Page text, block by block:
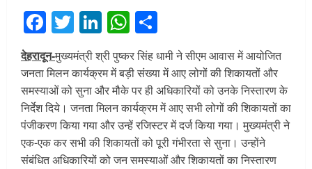
Facebook
Twitter
LinkedIn
WhatsApp
देहरादून-मुख्यमंत्री श्री पुष्कर सिंह धामी ने सीएम आवास में आयोजित
जनता मिलन कार्यक्रम में बड़ी संख्या में आए लोगों की शिकायतों और
समस्याओं को सुना और मौके पर ही अधिकारियों को उनके निस्तारण के
निर्देश दिये। जनता मिलन कार्यक्रम में आए सभी लोगों की शिकायतों का
पंजीकरण किया गया और उन्हें रजिस्टर में दर्ज किया गया। मुख्यमंत्री ने
एक-एक कर सभी की शिकायतों को पूरी गंभीरता से सुना। उन्होंने
संबंधित अधिकारियों को जन समस्याओं और शिकायतों का निस्तारण